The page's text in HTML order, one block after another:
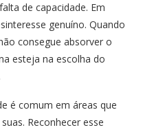
de capacidade. Em
genuíno. Quando
consegue absorver o
esteja na escolha do
é comum em áreas que
Reconhecer esse